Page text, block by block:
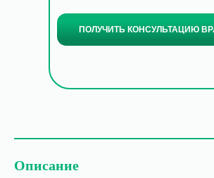
ПОЛУЧИТЬ КОНСУЛЬТАЦИЮ
Описание